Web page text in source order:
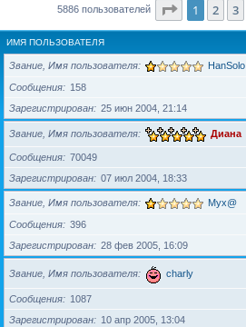
5886 пользователей Страница
1 2 3
ИМЯ ПОЛЬЗОВАТЕЛЯ
Звание, Имя пользователя HanSolo
Сообщения
158
Зарегистрирован
25 июн 2004, 21:14
Звание, Имя пользователя Диана
Сообщения
70049
Зарегистрирован
07 июл 2004, 18:33
Звание, Имя пользователя Myx@
Сообщения
396
Зарегистрирован
28 фев 2005, 16:09
Звание, Имя пользователя charly
Сообщения
1087
Зарегистрирован
10 апр 2005, 13:04